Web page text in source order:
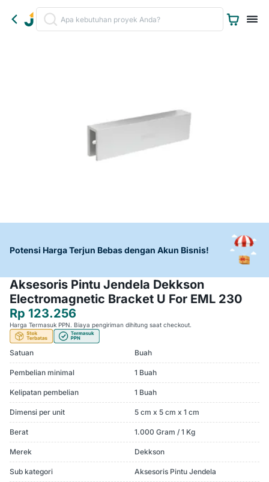
Potensi Harga Terjun Bebas dengan Akun Bisnis!
Aksesoris Pintu Jendela Dekkson
Electromagnetic Bracket U For EML 230
Rp 123.256
Harga Termasuk PPN. Biaya pengiriman dihitung saat checkout.
Satuan Buah
Pembelian minimal 1 Buah
Kelipatan pembelian 1 Buah
Dimensi per unit 5 cm x 5 cm x 1 cm
Berat 1.000 Gram / 1 Kg
Merek Dekkson
Sub kategori Aksesoris Pintu Jendela